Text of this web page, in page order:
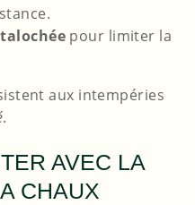
pour limiter la
aux intempéries
.
AVEC LA
CHAUX